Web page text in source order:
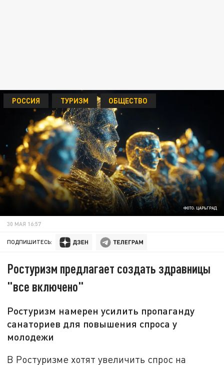
ФОТО: ЦАРЬГРАД
РОССИЯ ТУРИЗМ ОБЩЕСТВО
30 МАЯ 16:57
ПОДПИШИТЕСЬ:
Ростуризм предлагает создать здравницы
"все включено"
Ростуризм намерен усилить пропаганду
санаториев для повышения спроса у
молодежи
В Ростуризме хотят увеличить спрос на